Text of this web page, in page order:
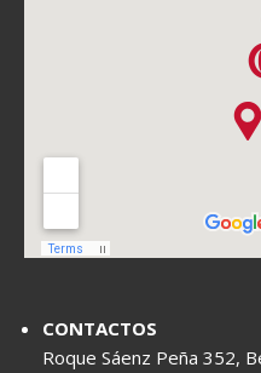
CONTACTOS
Roque Sáenz Peña 352,